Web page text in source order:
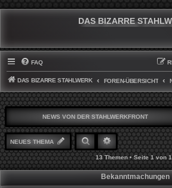
DAS BIZARRE
FAQ
DAS BIZARRE STAHLWERK FOREN-ÜBERSICHT
NEWS VON DER STAHLWERKFRONT
NEUES THEMA SUCHE ERWEITERTE
13 Themen • Seite1von1
Bekanntmachungen